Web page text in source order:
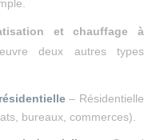
et chauffage
à
deux autres types
– Résidentielle
bureaux, commerces).